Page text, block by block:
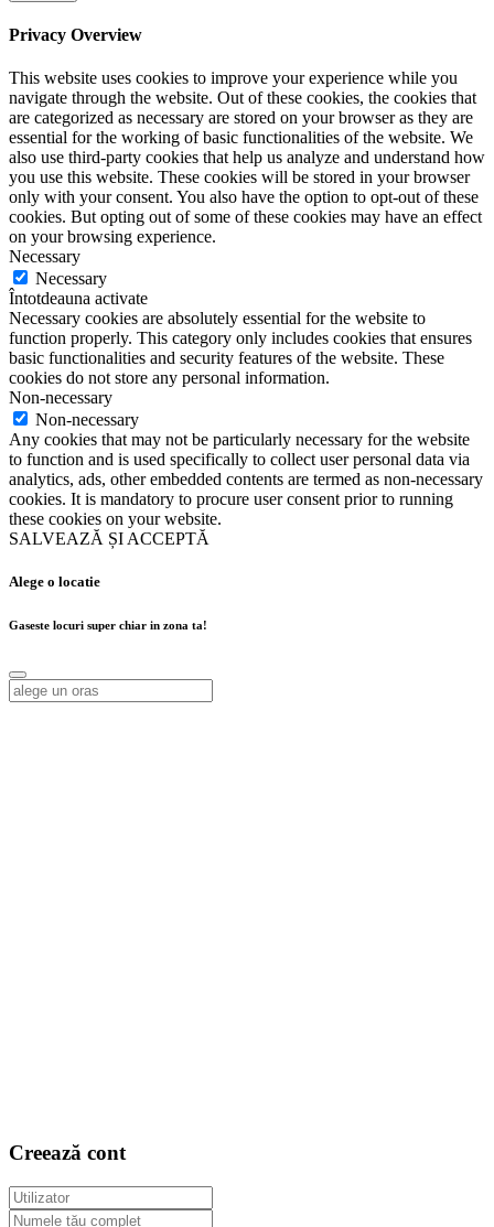
Privacy Overview
This website uses cookies to improve your experience while you
navigate through the website. Out of these cookies, the cookies that
are categorized as necessary are stored on your browser as they are
essential for the working of basic functionalities of the website. We
also use third-party cookies that help us analyze and understand how
you use this website. These cookies will be stored in your browser
only with your consent. You also have the option to opt-out of these
cookies. But opting out of some of these cookies may have an effect
on your browsing experience.
Necessary
Necessary
Întotdeauna activate
Necessary cookies are absolutely essential for the website to
function properly. This category only includes cookies that ensures
basic functionalities and security features of the website. These
cookies do not store any personal information.
Non-necessary
Non-necessary
Any cookies that may not be particularly necessary for the website
to function and is used specifically to collect user personal data via
analytics, ads, other embedded contents are termed as non-necessary
cookies. It is mandatory to procure user consent prior to running
these cookies on your website.
SALVEAZĂ ȘI ACCEPTĂ
Alege o locatie
Gaseste locuri super chiar in zona ta!
Alege o locatie
Creează cont